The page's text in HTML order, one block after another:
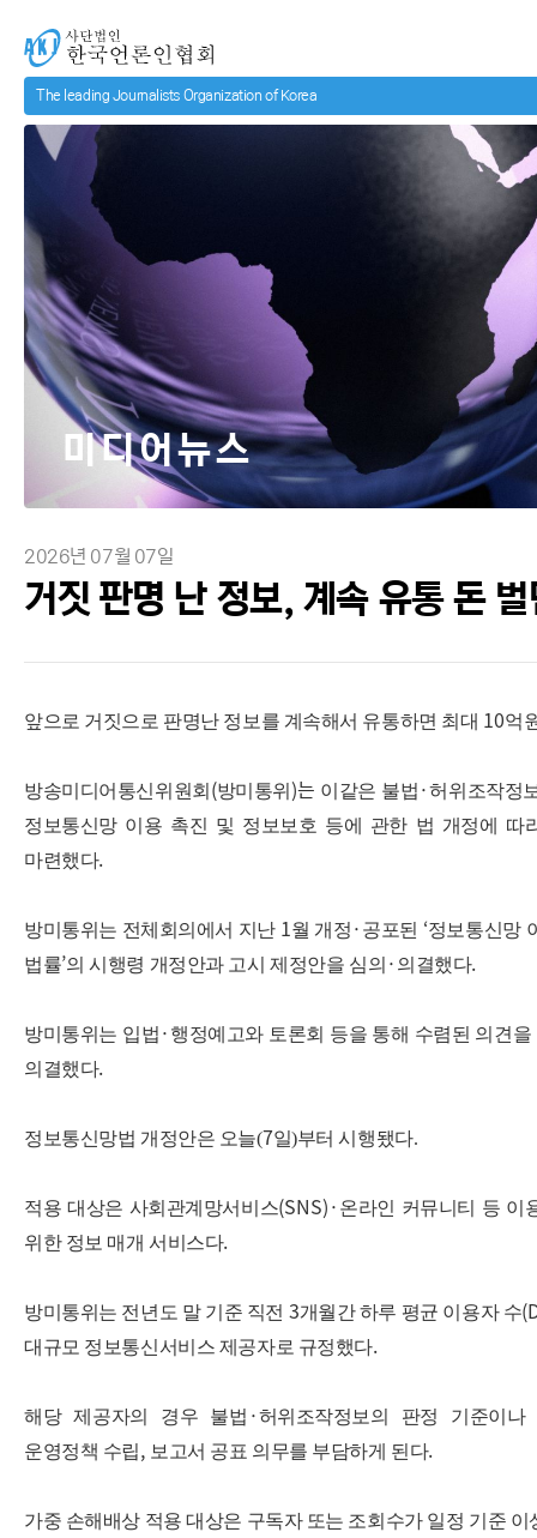
사단법인 한국언론인협회
2026년 07월 07일
거짓 판명 난 정보, 계속 유통 돈
미디어뉴스
앞으로 거짓으로 판명난 정보를 계속해서 유통하면 최대 10억
방송미디어통신위원회 (방미통위 )는 이같은 불법 ·허위조작정
정보통신망 이용 촉진 및 정보보호 등에 관한 법 개정에 따
마련했다.
방미통위는 전체회의에서 지난 1월 개정 · 공포된 ‘정보통신망
법률’의 시행령 개정안과 고시 제정안을 심의 · 의결했다.
방미통위는 입법 · 행정예고와 토론회 등을 통해 수렴된 의견을
의결했다.
정보통신망법 개정안은 오늘(7일)부터 시행됐다.
적용 대상은 사회관계망서비스(SNS)· 온라인 커뮤니티 등 이
위한 정보 매개 서비스다.
방미통위는 전년도 말 기준 직전 3개월간 하루 평균 이용자 수
대규모 정보통신서비스 제공자로 규정했다.
해당 제공자의 경우 불법 ·허위조작정보의 판정 기준이나
운영정책 수립, 보고서 공표 의무를 부담하게 된다.
가중 손해배상 적용 대상은 구독자 또는 조회수가 일정 기준 이